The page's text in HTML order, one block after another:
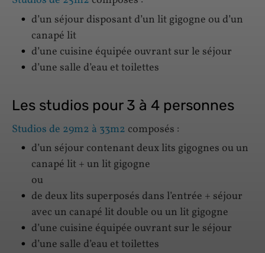
d’un séjour disposant d’un lit gigogne ou d’un
canapé lit
d’une cuisine équipée ouvrant sur le séjour
d’une salle d’eau et toilettes
Les studios pour 3 à 4 personnes
Studios de 29m2 à 33m2 composés :
d’un séjour contenant deux lits gigognes ou un
canapé lit + un lit gigogne
ou
de deux lits superposés dans l’entrée + séjour
avec un canapé lit double ou un lit gigogne
d’une cuisine équipée ouvrant sur le séjour
d’une salle d’eau et toilettes